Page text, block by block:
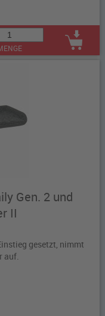
Gen. 2 und
II
gesetzt, nimmt
auf.